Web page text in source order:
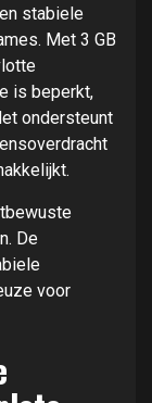
stabiele
Met 3 GB
is beperkt,
ondersteunt
De
voor